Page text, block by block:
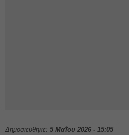
Δημοσιεύθηκε: 5 Μαΐου 2026 - 15:05